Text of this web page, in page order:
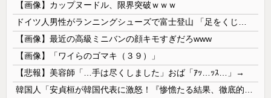
【画像】カップヌードル、限界突破ｗｗｗ
【画像】最近の高級ミニバンの顔キモすぎだろwww
【画像】「ワイらのゴマキ（３９）」
【悲報】美容師「…手は尽くしました」おば「ｱｯ…ｯｽ…」→